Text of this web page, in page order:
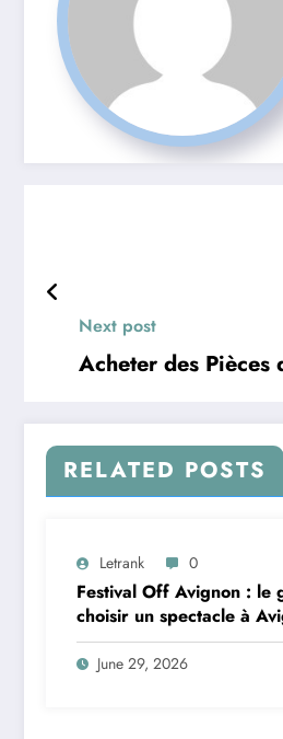
Next post
Acheter des
RELATED POSTS
Letrank 0
Festival Off Avignon : le
choisir un spectacle à
aujourd’hui
June 29, 2026